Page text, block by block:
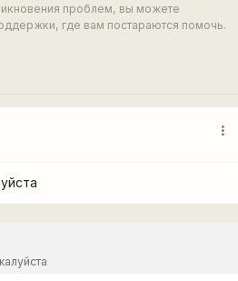
проблем, вы можете
где вам постараются помочь.
more_vert